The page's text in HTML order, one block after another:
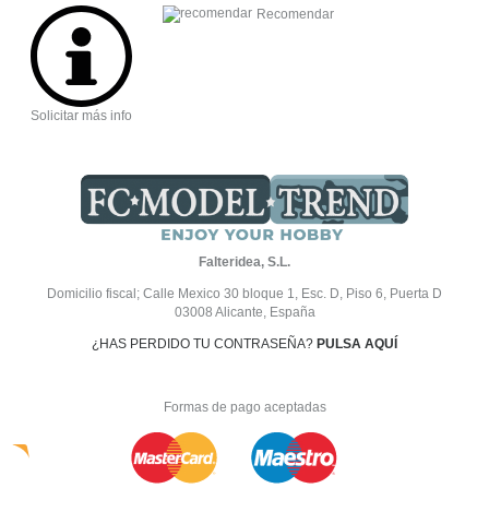
Solicitar más info
Recomendar
Falteridea, S.L.
Domicilio fiscal; Calle Mexico 30 bloque 1, Esc. D, Piso 6, Puerta D
03008 Alicante, España
¿HAS PERDIDO TU CONTRASEÑA? PULSA AQUÍ
Formas de pago aceptadas